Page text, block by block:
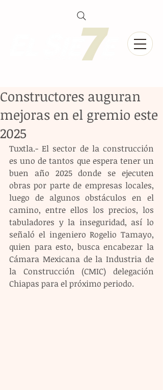
Constructores auguran
mejoras en el gremio este
2025
Tuxtla.- El sector de la construcción
es uno de tantos que espera tener un
buen año 2025 donde se ejecuten
obras por parte de empresas locales,
luego de algunos obstáculos en el
camino, entre ellos los precios, los
tabuladores y la inseguridad, así lo
señaló el ingeniero Rogelio Tamayo,
quien para esto, busca encabezar la
Cámara Mexicana de la Industria de
la Construcción (CMIC) delegación
Chiapas para el próximo periodo.